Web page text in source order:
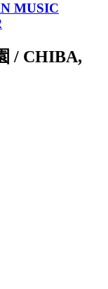
MUSIC
/ CHIBA,